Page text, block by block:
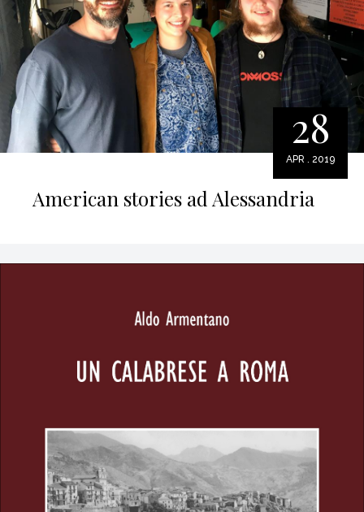
28
APR . 2019
American stories ad Alessandria